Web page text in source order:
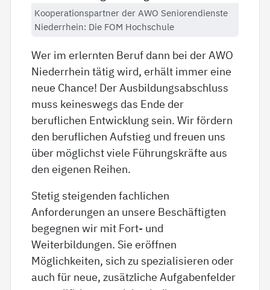
Kooperationspartner der AWO Seniorendienste
Niederrhein: Die FOM Hochschule
Wer im erlernten Beruf dann bei der AWO
Niederrhein tätig wird, erhält immer eine
neue Chance! Der Ausbildungsabschluss
muss keineswegs das Ende der
beruflichen Entwicklung sein. Wir fördern
den beruflichen Aufstieg und freuen uns
über möglichst viele Führungskräfte aus
den eigenen Reihen.
Stetig steigenden fachlichen
Anforderungen an unsere Beschäftigten
begegnen wir mit Fort- und
Weiterbildungen. Sie eröffnen
Möglichkeiten, sich zu spezialisieren oder
auch für neue, zusätzliche Aufgabenfelder